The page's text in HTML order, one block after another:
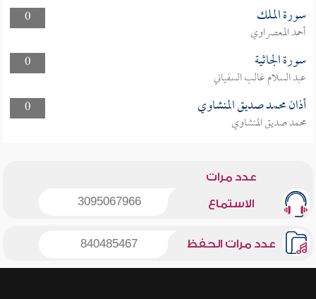
0
سورة الملك
أحمد المعصراوي
0
سورة الجاثية
عبد السلام غالب السفياني
0
أذان محمد صديق المنشاوي
محمد صديق المنشاوي
عدد مرات
الاستماع 3095067966
عدد مرات الحفظ 840485467